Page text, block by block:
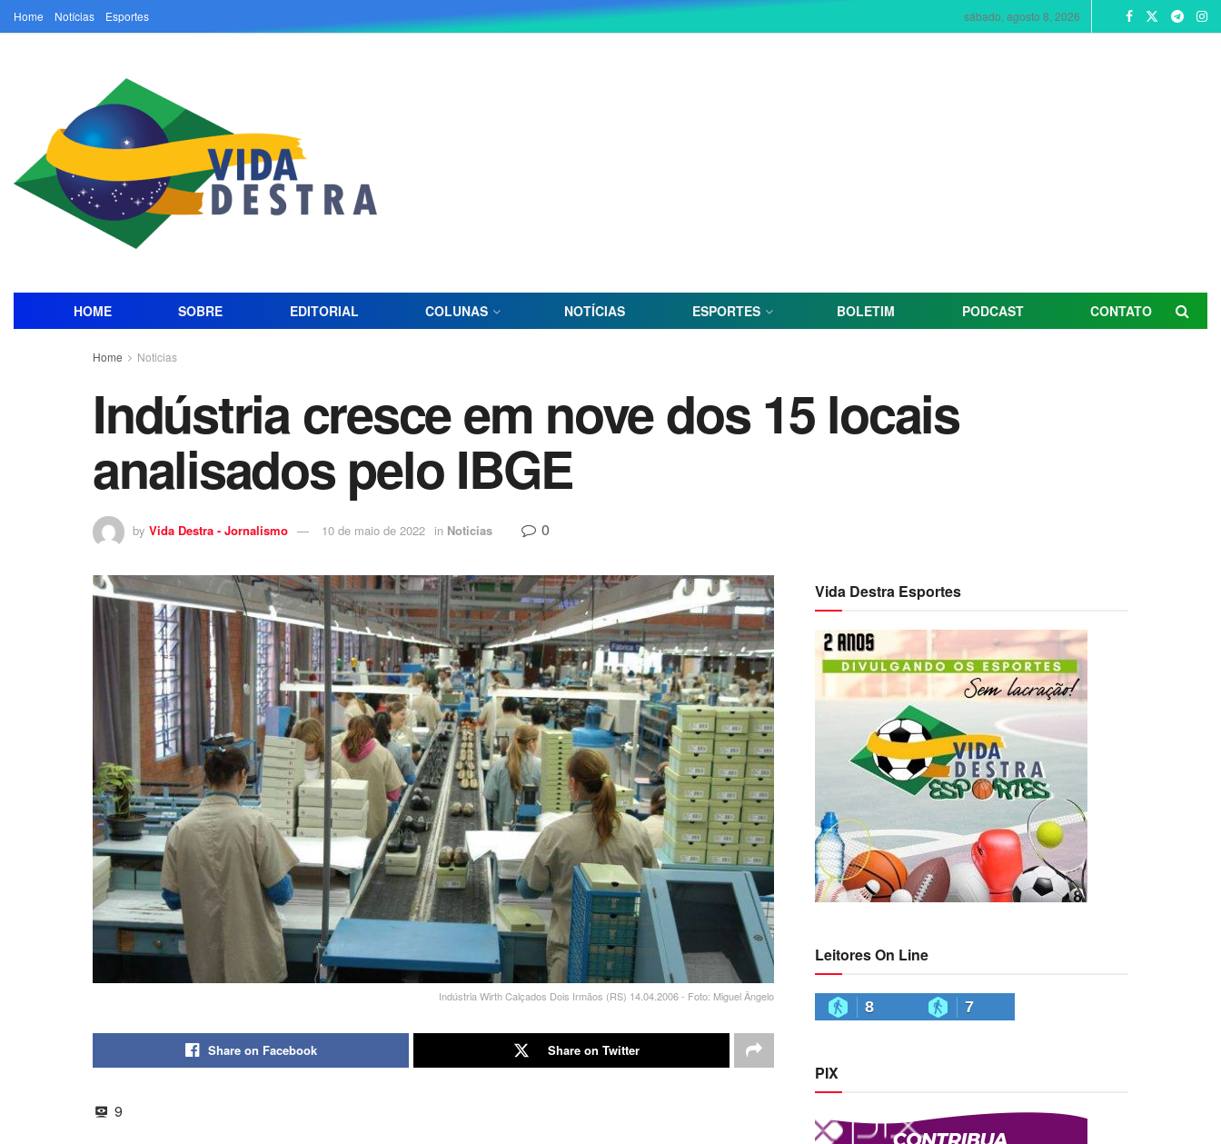
Home Notícias Esportes sábado, agosto 8, 2026
HOME SOBRE EDITORIAL COLUNAS NOTÍCIAS ESPORTES BOLETIM PODCAST CONTATO
Home Noticias
Indústria cresce em nove dos 15 locais
analisados pelo IBGE
by Vida Destra - Jornalismo 10 de maio de 2022 in Noticias 0
Indústria Wirth Calçados Dois Irmãos (RS) 14.04.2006 - Foto: Miguel Ângelo
Share on Facebook Share on Twitter
9
Vida Destra Esportes
Leitores On Line
8 7
PIX